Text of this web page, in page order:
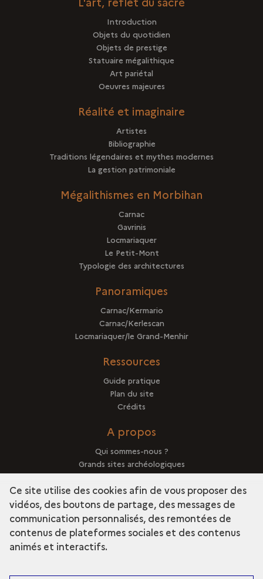
Introduction
Objets du quotidien
Objets de prestige
Statuaire mégalithique
Art pariétal
Oeuvres majeures
Réalité et imaginaire
Artistes
Bibliographie
Traditions légendaires et mythes modernes
La gestion patrimoniale
Mégalithismes en Morbihan
Carnac
Gavrinis
Locmariaquer
Le Petit-Mont
Typologie des architectures
Panoramiques
Carnac/Kermario
Carnac/Kerlescan
Locmariaquer/le Grand-Menhir
Ressources
Guide pratique
Plan du site
Crédits
A propos
Qui sommes-nous ?
Grands sites archéologiques
Mentions légales
Découvrir la collection
Ce site utilise des cookies afin de vous proposer des
vidéos, des boutons de partage, des messages de
communication personnalisés, des remontées de
contenus de plateformes sociales et des contenus
animés et interactifs.